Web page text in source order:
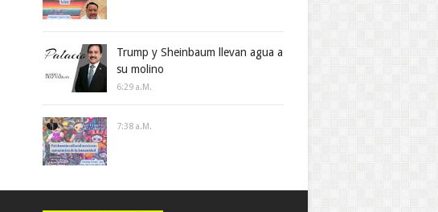
Trump y Sheinbaum llevan agua a
su molino
6:29 A.m.
7:38 A.m.